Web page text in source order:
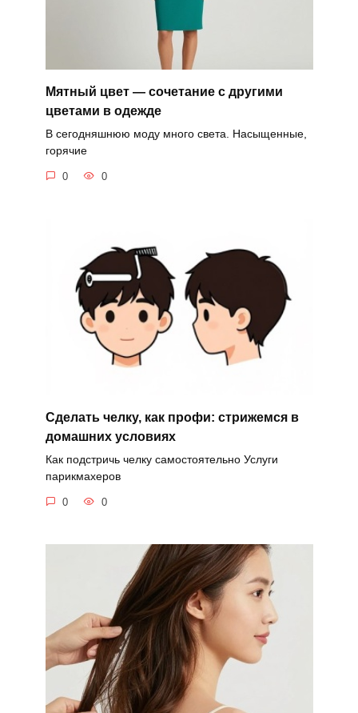
Мятный цвет — сочетание с другими
цветами в одежде
В сегодняшнюю моду много света. Насыщенные,
горячие
0 0
Сделать челку, как профи: стрижемся в
домашних условиях
Как подстричь челку самостоятельно Услуги
парикмахеров
0 0